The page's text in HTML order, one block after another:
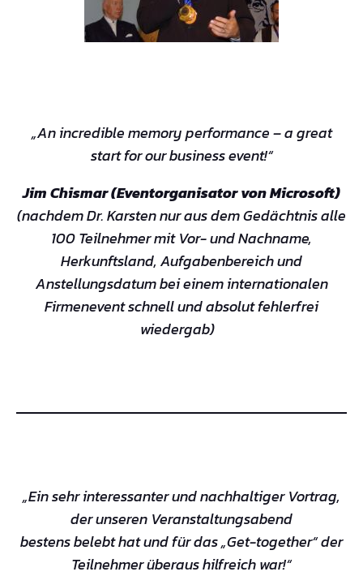
„An incredible memory performance – a great
start for our business event!“
Jim Chismar (Eventorganisator von Microsoft)
(nachdem Dr. Karsten nur aus dem Gedächtnis alle
100 Teilnehmer mit Vor- und Nachname,
Herkunftsland, Aufgabenbereich und
Anstellungsdatum bei einem internationalen
Firmenevent schnell und absolut fehlerfrei
wiedergab)
„Ein sehr interessanter und nachhaltiger Vortrag,
der unseren Veranstaltungsabend
bestens belebt hat und für das „Get-together“ der
Teilnehmer überaus hilfreich war!“